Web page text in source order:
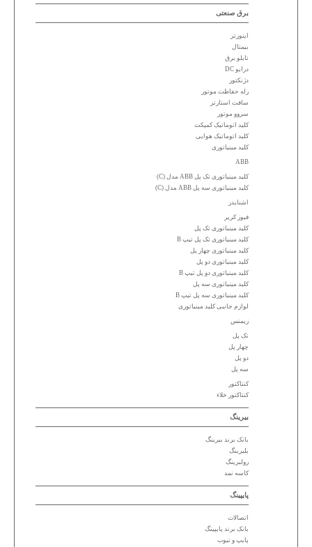
برق صنعتی
اینورتر
بیمتال
تابلو برق
درایو DC
دژنکتور
رله حفاظت موتور
سافت استارتر
سروو موتور
کلید اتوماتیک کمپکت
کلید اتوماتیک هوایی
کلید مینیاتوری
ABB
کلید مینیاتوری تک پل ABB مدل (C)
کلید مینیاتوری سه پل ABB مدل (C)
اشنایدر
فیوز کریر
کلید مینیاتوری تک پل
کلید مینیاتوری تک پل تیپ B
کلید مینیاتوری چهار پل
کلید مینیاتوری دو پل
کلید مینیاتوری دو پل تیپ B
کلید مینیاتوری سه پل
کلید مینیاتوری سه پل تیپ B
لوازم جانبی کلید مینیاتوری
زیمنس
تک پل
چهار پل
دو پل
سه پل
کنتاکتور
کنتاکتور خلاء
بیرینگ
بانک برند بیرینگ
بلبرینگ
رولبرینگ
کاسه نمد
پایپینگ
اتصالات
بانک برند پایپینگ
پایپ و تیوب